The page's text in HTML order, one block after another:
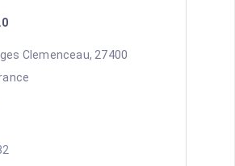
Clemenceau, 27400